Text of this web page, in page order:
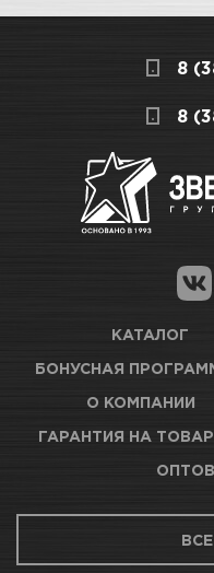
СКЛАДСКОЙ
Много
Новосибирск,
КАРТА ПРОЕЗДА И
Новосибирск,
получение товара
поэтому
Как купить
Гарантия на
Магазины для
Оптовые
8
8
КАТАЛОГ
БОНУСНАЯ
О КОМПАНИИ
ГАРАНТИЯ НА ТОВАР